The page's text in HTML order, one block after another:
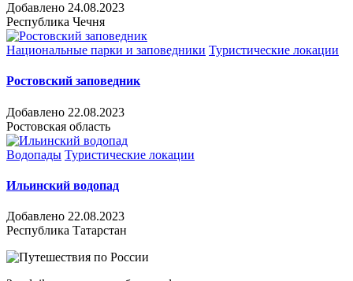
Добавлено 24.08.2023
Республика Чечня
Национальные парки и заповедники Туристические локации
Ростовский заповедник
Добавлено 22.08.2023
Ростовская область
Водопады Туристические локации
Ильинский водопад
Добавлено 22.08.2023
Республика Татарстан